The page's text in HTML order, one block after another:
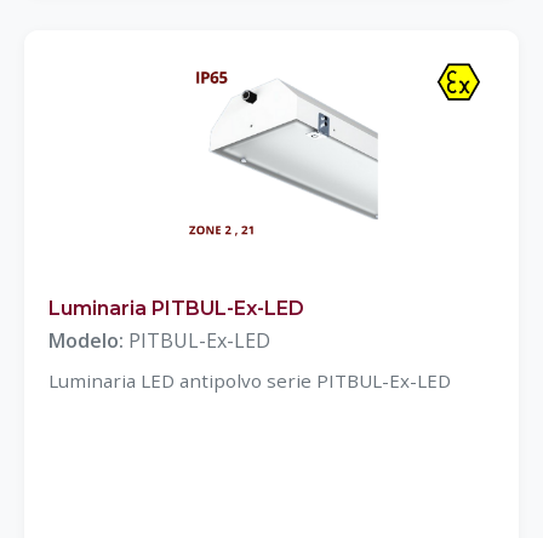
Luminaria PITBUL-Ex-LED
Modelo: PITBUL-Ex-LED
Luminaria LED antipolvo serie PITBUL-Ex-LED